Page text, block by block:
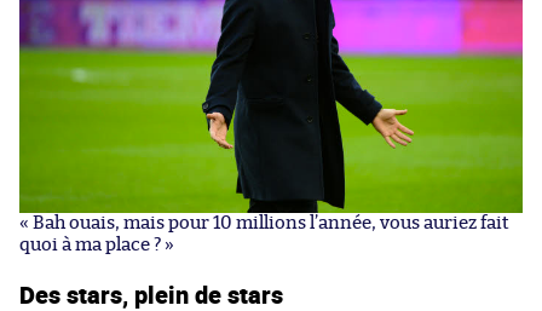
« Bah ouais, mais pour 10 millions l’année, vous auriez fait
quoi à ma place ? »
Des stars, plein de stars